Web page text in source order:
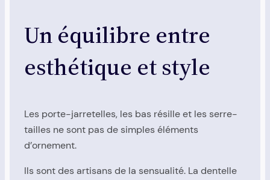
Un équilibre entre
esthétique et style
Les porte-jarretelles, les bas résille et les serre-
tailles ne sont pas de simples éléments
d’ornement.
Ils sont des artisans de la sensualité. La dentelle